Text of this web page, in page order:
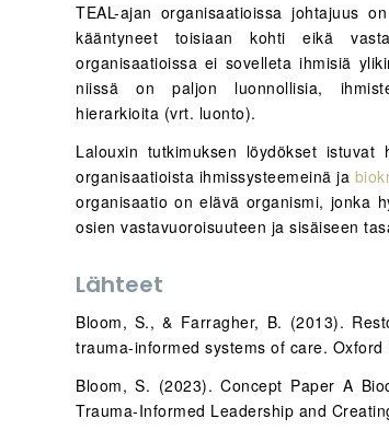
TEAL-ajan organisaatioissa johtajuus
kääntyneet toisiaan kohti eikä
organisaatioissa ei sovelleta ihmisiä
niissä on paljon luonnollisia,
hierarkioita (vrt. luonto).
Lalouxin tutkimuksen löydökset
organisaatioista ihmissysteemeinä ja
organisaatio on elävä organismi, jonka
osien vastavuoroisuuteen ja sisäiseen
Lähteet
Bloom, S., & Farragher, B. (2013).
trauma-informed systems of care. Oxford
Bloom, S. (2023). Concept Paper A
Trauma-Informed Leadership and